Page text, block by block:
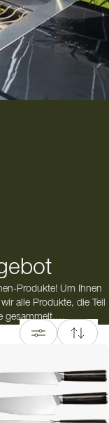
Produkte! Um Ihnen
alle Produkte, die Teil
gesammelt.
Outdoorküchen,
Preisen.
aus, nehmen
Schönheitsfehler.
„Wer zuerst kommt,